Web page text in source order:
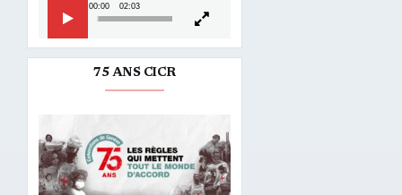
00:00 02:03
75 ANS CICR